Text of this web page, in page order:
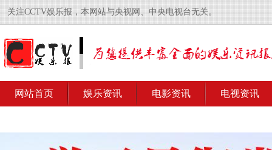
关注CCTV娱乐报，本网站与央视网、中央电视台无关。
网站首页 娱乐资讯 电影资讯 电视资讯